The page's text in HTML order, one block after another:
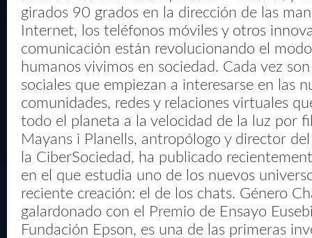
girados 90 grados en la dirección de las
Internet, los teléfonos móviles y otros
comunicación están revolucionando el
humanos vivimos en sociedad. Cada vez
sociales que empiezan a interesarse en las
comunidades, redes y relaciones virtuales
todo el planeta a la velocidad de la luz por
Mayans i Planells, antropólogo y director
la CiberSociedad, ha publicado
en el que estudia uno de los nuevos
reciente creación: el de los chats. Género
galardonado con el Premio de Ensayo
Fundación Epson, es una de las primeras